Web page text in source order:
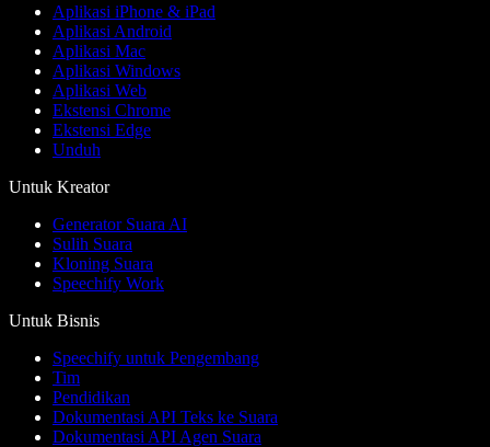
Aplikasi iPhone & iPad
Aplikasi Android
Aplikasi Mac
Aplikasi Windows
Aplikasi Web
Ekstensi Chrome
Ekstensi Edge
Unduh
Untuk Kreator
Generator Suara AI
Sulih Suara
Kloning Suara
Speechify Work
Untuk Bisnis
Speechify untuk Pengembang
Tim
Pendidikan
Dokumentasi API Teks ke Suara
Dokumentasi API Agen Suara